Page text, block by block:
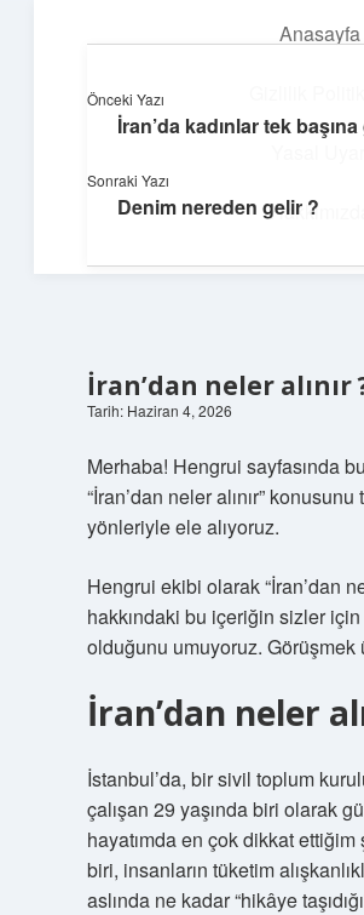
Anasayfa
Hakkımızda
Teknoloji ve
Dijital dünyada keyifli bir
İran’dan neler alınır
Tarih: Haziran 4, 2026
Merhaba! Hengrui sayfasında
“İran’dan neler alınır” konusunu
yönleriyle ele alıyoruz.
Hengrui ekibi olarak “İran’dan
hakkındaki bu içeriğin sizler
olduğunu umuyoruz. Görüşmek
İran’dan neler
İstanbul’da, bir sivil toplum
çalışan 29 yaşında biri olarak
hayatımda en çok dikkat ettiğim
biri, insanların tüketim
aslında ne kadar “hikâye
Önceki Yazı
İran’da kadınlar tek
Sonraki Yazı
Denim nereden gelir ?